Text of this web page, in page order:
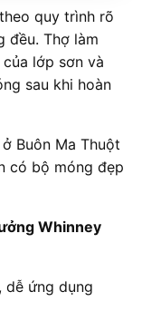
quy trình rõ
đều. Thợ làm
lớp sơn và
sau khi hoàn
Buôn Ma Thuột
có bộ móng đẹp
Whinney
dễ ứng dụng